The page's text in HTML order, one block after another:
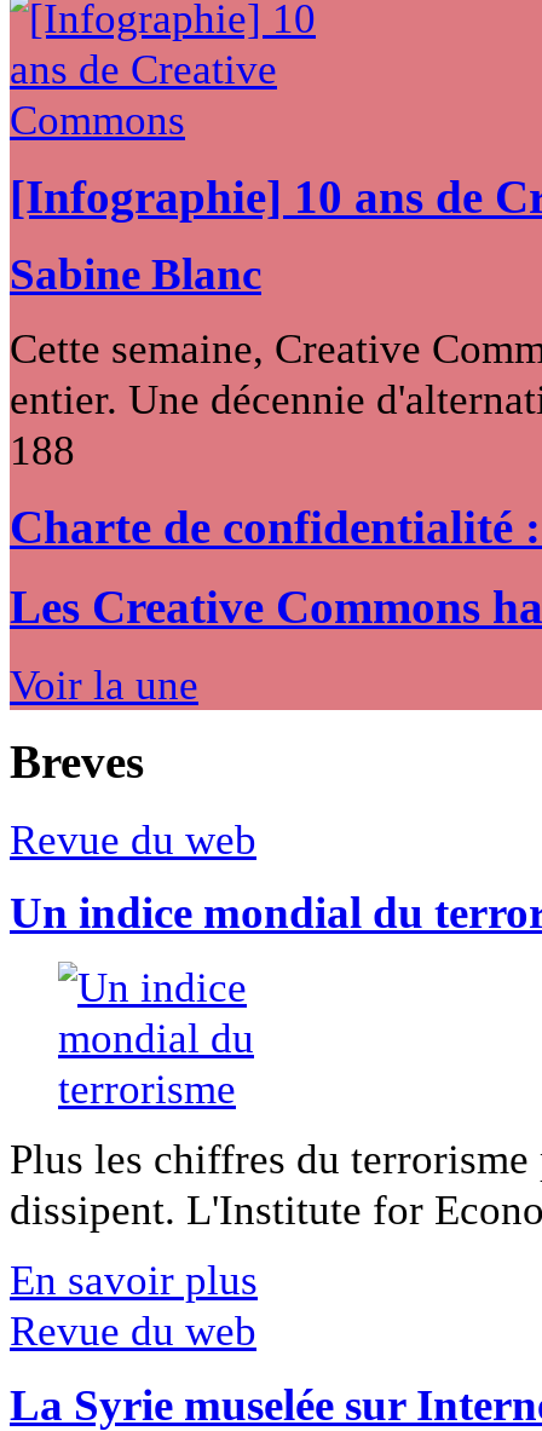
[Infographie] 10 ans de
Sabine Blanc
Cette semaine, Creative
entier. Une décennie
188
Charte de confidentialité
Les Creative Commons
Voir la une
Breves
Revue du web
Un indice mondial du
Plus les chiffres du
dissipent. L'Institute for
En savoir plus
Revue du web
La Syrie muselée sur